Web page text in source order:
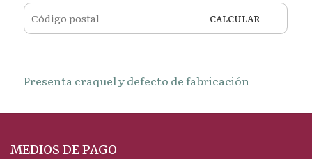
CALCULAR
Presenta craquel y defecto de fabricación
MEDIOS DE PAGO